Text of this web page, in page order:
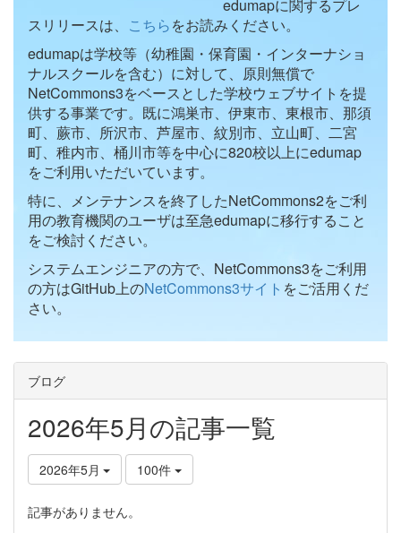
edumapに関するプレ
スリリースは、 こちらをお読みください。
edumapは学校等（幼稚園・保育園・インターナショ
ナルスクールを含む）に対して、原則無償で
NetCommons3をベースとした学校ウェブサイトを提
供する事業です。既に鴻巣市、伊東市、東根市、那須
町、蕨市、所沢市、芦屋市、紋別市、立山町、二宮
町、稚内市、桶川市等を中心に820校以上にedumap
をご利用いただいています。
特に、メンテナンスを終了したNetCommons2をご利
用の教育機関のユーザは至急edumapに移行すること
をご検討ください。
システムエンジニアの方で、NetCommons3をご利用
の方はGitHub上のNetCommons3サイト をご活用くだ
さい。
ブログ
2026年5月の記事一覧
2026年5月 100件
記事がありません。